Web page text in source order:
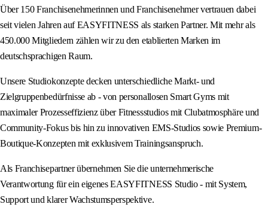
Über 150 Franchisenehmerinnen und Franchisenehmer vertrauen dabei
seit vielen Jahren auf EASYFITNESS als starken Partner. Mit mehr als
450.000 Mitgliedern zählen wir zu den etablierten Marken im
deutschsprachigen Raum.
Unsere Studiokonzepte decken unterschiedliche Markt- und
Zielgruppenbedürfnisse ab - von personallosen Smart Gyms mit
maximaler Prozesseffizienz über Fitnessstudios mit Clubatmosphäre und
Community-Fokus bis hin zu innovativen EMS-Studios sowie Premium-
Boutique-Konzepten mit exklusivem Trainingsanspruch.
Als Franchisepartner übernehmen Sie die unternehmerische
Verantwortung für ein eigenes EASYFITNESS Studio - mit System,
Support und klarer Wachstumsperspektive.